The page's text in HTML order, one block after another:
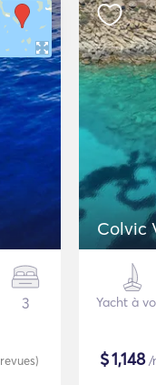
3
revues)
Colvic
Yacht à
$1,148/